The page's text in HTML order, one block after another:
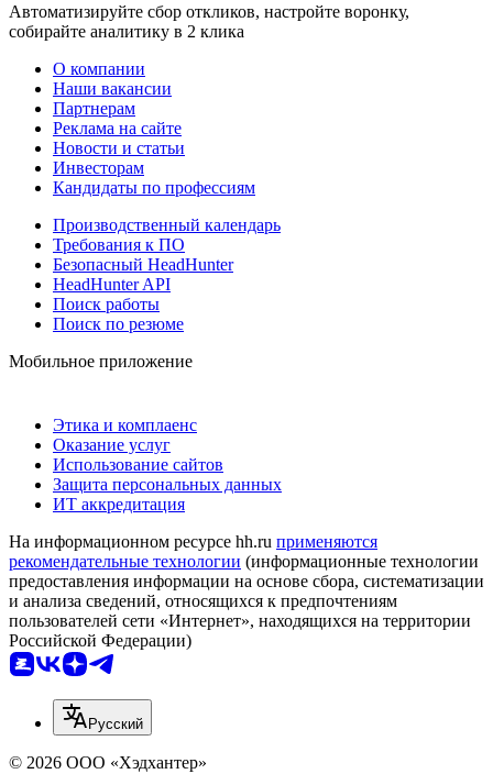
Автоматизируйте сбор откликов, настройте воронку,
собирайте аналитику в 2 клика
О компании
Наши вакансии
Партнерам
Реклама на сайте
Новости и статьи
Инвесторам
Кандидаты по профессиям
Производственный календарь
Требования к ПО
Безопасный HeadHunter
HeadHunter API
Поиск работы
Поиск по резюме
Мобильное приложение
Этика и комплаенс
Оказание услуг
Использование сайтов
Защита персональных данных
ИТ аккредитация
На информационном ресурсе hh.ru применяются
рекомендательные технологии (информационные технологии
предоставления информации на основе сбора, систематизации
и анализа сведений, относящихся к предпочтениям
пользователей сети «Интернет», находящихся на территории
Российской Федерации)
Русский
© 2026 ООО «Хэдхантер»